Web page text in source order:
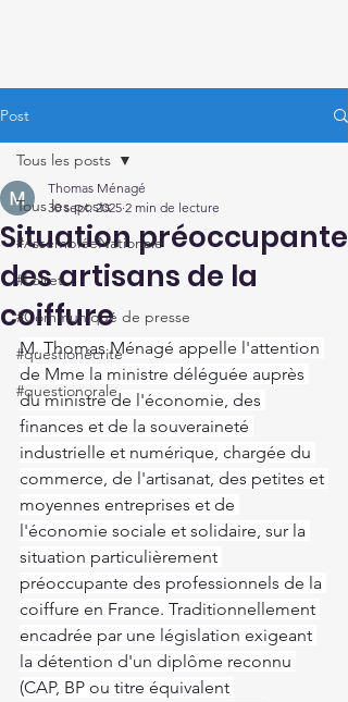
Post
Tous les posts
#AssembléeNationale
#Loiret
#Communiqué de presse
#questionécrite
#questionorale
Tous les posts
Situation préoccupante
des artisans de la
coiffure
Thomas Ménagé
30 sept. 2025 2 min de lecture
M. Thomas Ménagé appelle l'attention
de Mme la ministre déléguée auprès
du ministre de l'économie, des
finances et de la souveraineté
industrielle et numérique, chargée du
commerce, de l'artisanat, des petites et
moyennes entreprises et de
l'économie sociale et solidaire, sur la
situation particulièrement
préoccupante des professionnels de la
coiffure en France. Traditionnellement
encadrée par une législation exigeant
la détention d'un diplôme reconnu
(CAP, BP ou titre équivalent